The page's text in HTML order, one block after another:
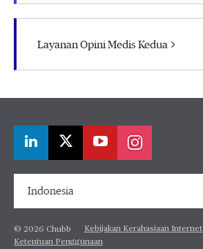
Layanan Opini Medis Kedua
Indonesia
© 2026 Chubb
Kebijakan Kerahasiaan Internet
Ketentuan Penggunaan